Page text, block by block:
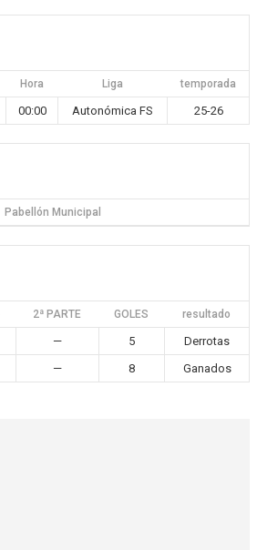
Hora Liga temporada
00:00 Autonómica FS 25-26
Pabellón Municipal
2ª PARTE GOLES resultado
— 5
Derrotas
— 8 Ganados